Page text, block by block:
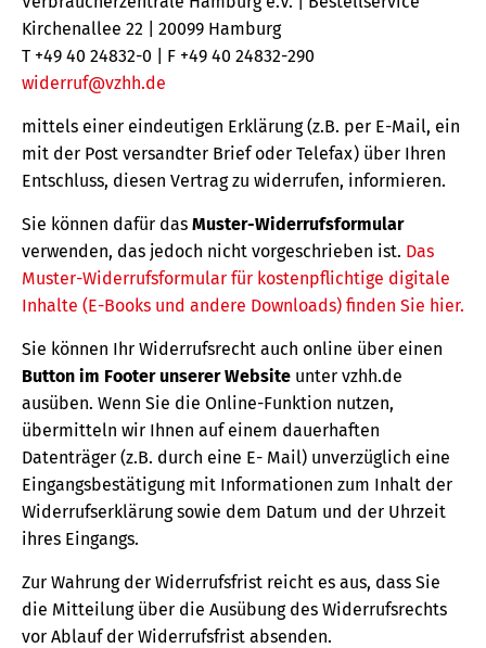
Kirchenallee 22 | 20099 Hamburg
T +49 40 24832-0 | F +49 40 24832-290
widerruf@vzhh.de
mittels einer eindeutigen Erklärung (z.B. per E-Mail, ein
mit der Post versandter Brief oder Telefax) über Ihren
Entschluss, diesen Vertrag zu widerrufen, informieren.
Sie können dafür das Muster-Widerrufsformular
verwenden, das jedoch nicht vorgeschrieben ist. Das
Muster-Widerrufsformular für kostenpflichtige digitale
Inhalte (E-Books und andere Downloads) finden Sie hier.
Sie können Ihr Widerrufsrecht auch online über einen
Button im Footer unserer Website unter vzhh.de
ausüben. Wenn Sie die Online-Funktion nutzen,
übermitteln wir Ihnen auf einem dauerhaften
Datenträger (z.B. durch eine E- Mail) unverzüglich eine
Eingangsbestätigung mit Informationen zum Inhalt der
Widerrufserklärung sowie dem Datum und der Uhrzeit
ihres Eingangs.
Zur Wahrung der Widerrufsfrist reicht es aus, dass Sie
die Mitteilung über die Ausübung des Widerrufsrechts
vor Ablauf der Widerrufsfrist absenden.